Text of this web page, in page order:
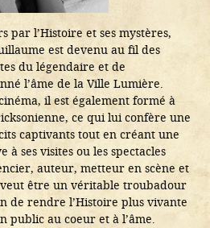
par l’Histoire et ses mystères,
est devenu au fil des
du légendaire et de
l’âme de la Ville Lumière.
il est également formé à
ce qui lui confère une
captivants tout en créant une
à ses visites ou les spectacles
auteur, metteur en scène et
être un véritable troubadour
de rendre l’Histoire plus vivante
public au coeur et à l’âme.